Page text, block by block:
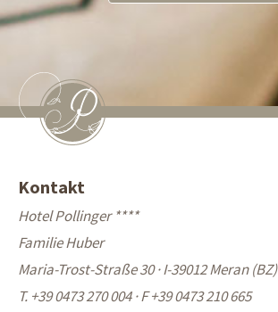
Kontakt
Hotel Pollinger ****
Familie Huber
Maria-Trost-Straße 30 · I-39012 Meran (BZ)
T. +39 0473 270 004·F +39 0473 210 665